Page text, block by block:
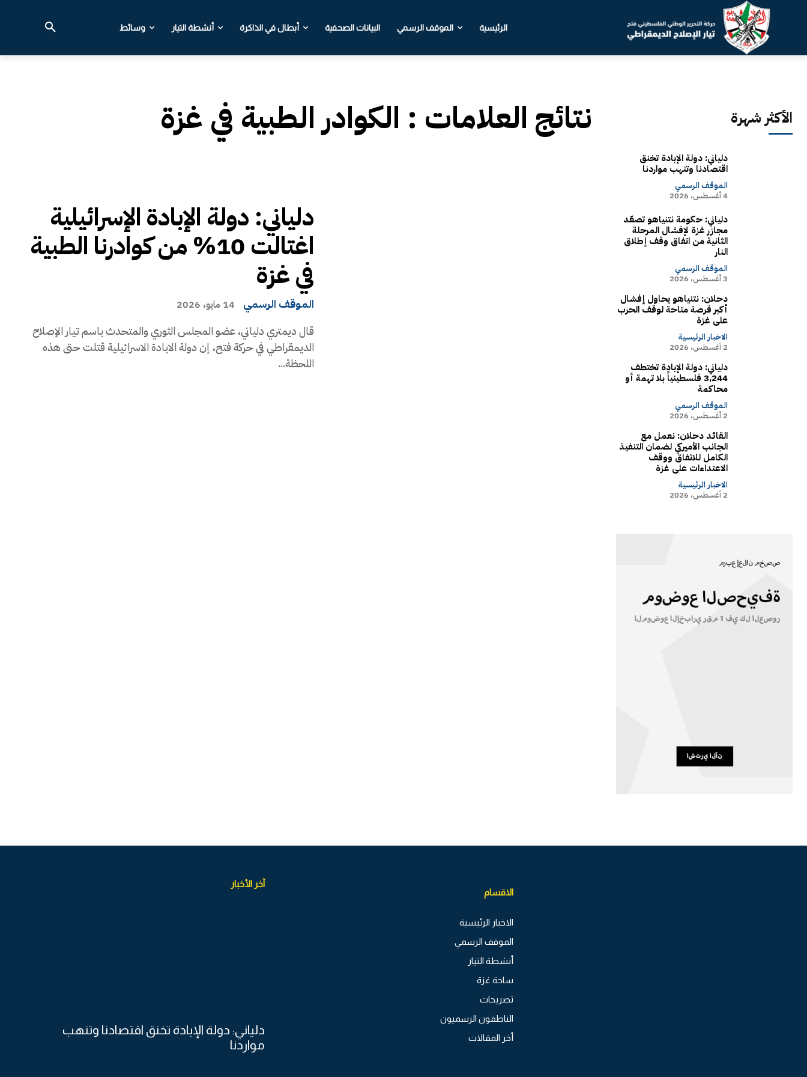
الرئيسية الموقف الرسمي البيانات الصحفية أبطال في الذاكرة أنشطة التيار وسائط
نتائج العلامات : الكوادر الطبية في غزة
دلياني: دولة الإبادة الإسرائيلية
اغتالت 10% من كوادرنا الطبية
في غزة
الموقف الرسمي 14 مايو، 2026
قال ديمتري دلياني، عضو المجلس الثوري والمتحدث باسم تيار الإصلاح
الديمقراطي في حركة فتح، إن دولة الابادة الاسرائيلية قتلت حتى هذه
اللحظة...
الأكثر شهرة
دلياني: دولة الإبادة تخنق
اقتصادنا وتنهب مواردنا
الموقف الرسمي
4 أغسطس، 2026
دلياني: حكومة نتنياهو تصعّد
مجازر غزة لإفشال المرحلة
الثانية من اتفاق وقف إطلاق
النار
الموقف الرسمي
3 أغسطس، 2026
دحلان: نتنياهو يحاول إفشال
أكبر فرصة متاحة لوقف الحرب
على غزة
الاخبار الرئيسية
2 أغسطس، 2026
دلياني: دولة الإبادة تختطف
3,244 فلسطينياً بلا تهمة أو
محاكمة
الموقف الرسمي
2 أغسطس، 2026
القائد دحلان: نعمل مع
الجانب الأميركي لضمان التنفيذ
الكامل للاتفاق ووقف
الاعتداءات على غزة
الاخبار الرئيسية
2 أغسطس، 2026
الاقسام
الاخبار الرئيسية
الموقف الرسمي
أنشطة التيار
ساحة غزة
تصريحات
الناطقون الرسميون
أخر المقالات
آخر الأخبار
دلياني: دولة الإبادة تخنق اقتصادنا وتنهب
مواردنا